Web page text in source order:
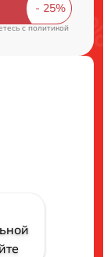
cполитикой